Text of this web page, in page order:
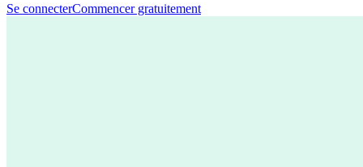
Se connecterCommencer gratuitement